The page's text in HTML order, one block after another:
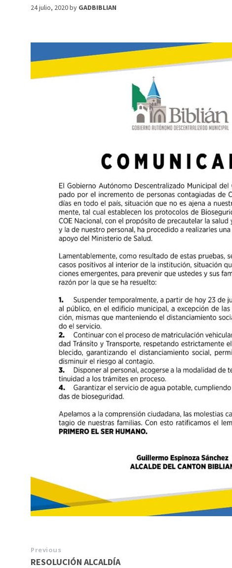
24 julio, 2020by GADBIBLIAN
Previous
RESOLUCIÓN ALCALDÍA